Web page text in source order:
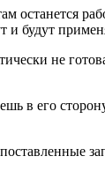
останется
будут
не
в его